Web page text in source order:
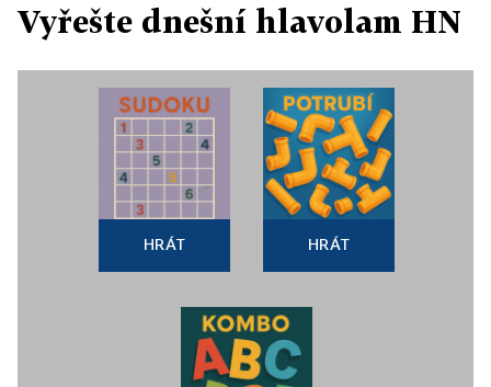
Vyřešte dnešní hlavolam HN
HRÁT HRÁT